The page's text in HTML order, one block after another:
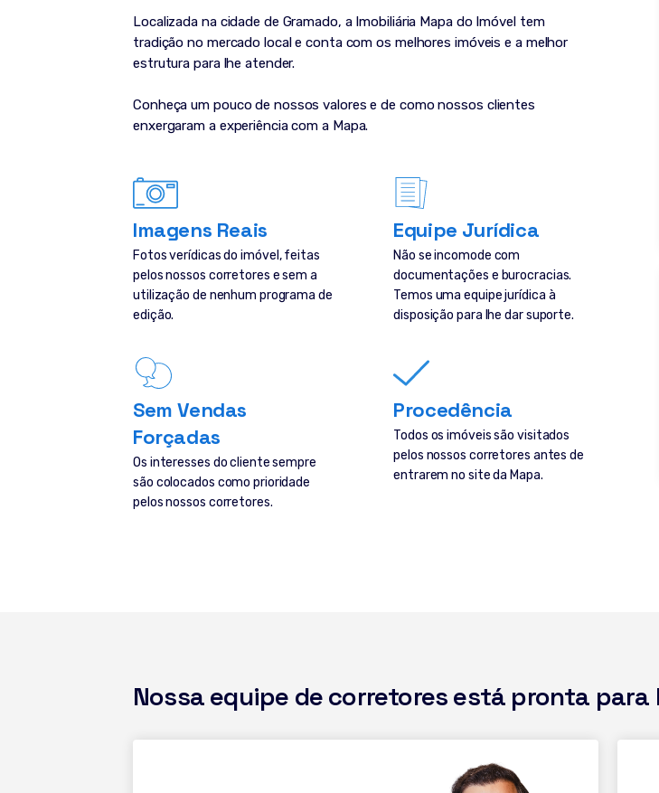
Localizada na cidade de Gramado, a Imobiliária Mapa do Imóvel tem
tradição no mercado local e conta com os melhores imóveis e a melhor
estrutura para lhe atender.
Conheça um pouco de nossos valores e de como nossos clientes
enxergaram a experiência com a Mapa.
Imagens Reais
Fotos verídicas do imóvel, feitas
pelos nossos corretores e sem a
utilização de nenhum programa de
edição.
Equipe Jurídica
Não se incomode com
documentações e burocracias.
Temos uma equipe jurídica à
disposição para lhe dar suporte.
Sem Vendas
Forçadas
Os interesses do cliente sempre
são colocados como prioridade
pelos nossos corretores.
Procedência
Todos os imóveis são visitados
pelos nossos corretores antes de
entrarem no site da Mapa.
Nossa equipe de corretores está pronta para